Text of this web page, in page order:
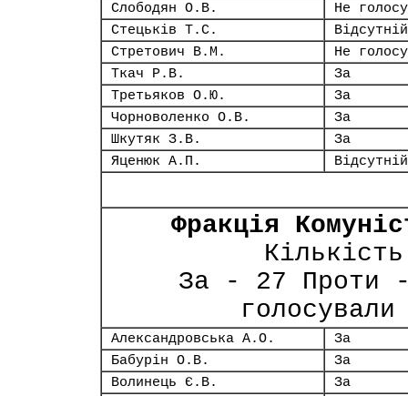
Слободян О.В.
Не
Стецьків Т.С.
Відсутній
Стретович В.М.
Не
Ткач Р.В.
За
Третьяков О.Ю.
За
Чорноволенко О.В.
За
Шкутяк З.В.
За
Яценюк А.П.
Відсутній
Фракція
За - 27 Проти
Александровська А.О.
За
Бабурін О.В.
За
Волинець Є.В.
За